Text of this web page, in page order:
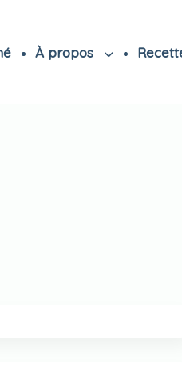
À propos